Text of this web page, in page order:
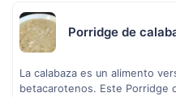
Porridge de
La calabaza es un alimento
betacarotenos. Este Porridge